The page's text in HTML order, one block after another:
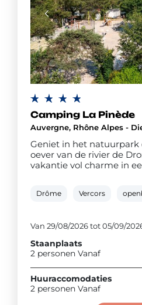
Camping La Pinède
Auvergne, Rhône Alpes -
Geniet in het natuurpark
oever van de rivier de
vakantie vol charme in
Drôme Vercors
Van 29/08/2026 tot 05/09/
Staanplaats
2 personen Vanaf
Huuraccomodaties
2 personen Vanaf